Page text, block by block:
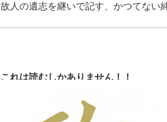
故人の遺志を継いで記す、かつてない
これは読むしかありません！！